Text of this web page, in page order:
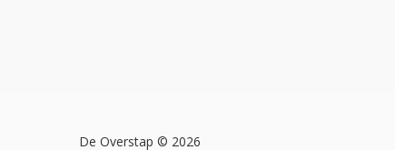
De Overstap © 2026